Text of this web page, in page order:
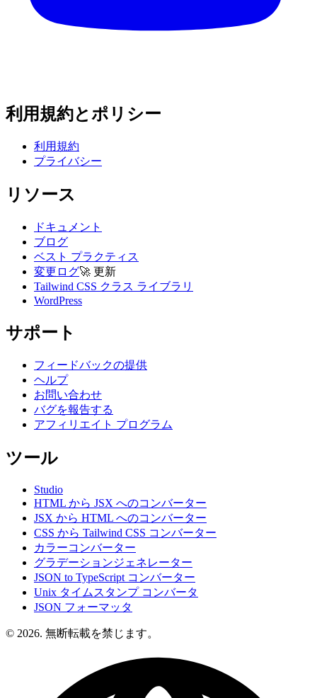
利用規約とポリシー
利用規約
プライバシー
リソース
ドキュメント
ブログ
ベスト プラクティス
変更ログ🚀 更新
Tailwind CSS クラス ライブラリ
WordPress
サポート
フィードバックの提供
ヘルプ
お問い合わせ
バグを報告する
アフィリエイト プログラム
ツール
Studio
HTML から JSX へのコンバーター
JSX から HTML へのコンバーター
CSS から Tailwind CSS コンバーター
カラーコンバーター
グラデーションジェネレーター
JSON to TypeScript コンバーター
Unix タイムスタンプ コンバータ
JSON フォーマッタ
© 2026. 無断転載を禁じます。